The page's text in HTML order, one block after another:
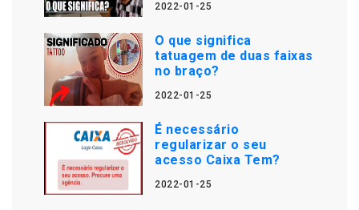
2022-01-25
O que significa
tatuagem de duas faixas
no braço?
2022-01-25
É necessário
regularizar o seu
acesso Caixa Tem?
2022-01-25